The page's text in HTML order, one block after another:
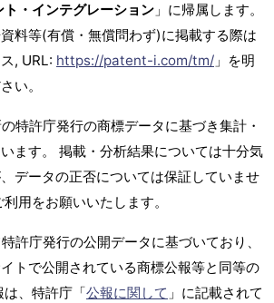
・インテグレーション 」に帰属します。
料等(有償・無償問わず)に掲載する際は
, URL: https://patent-i.com/tm/ 」を明
い。
特許庁発行の商標データに基づき集計・
ます。 掲載・分析結果については十分気
データの正否については保証していませ
用をお願いいたします。
許庁発行の公開データに基づいており、
トで公開されている商標公報等と同等の
、特許庁「公報に関して 」に記載されて